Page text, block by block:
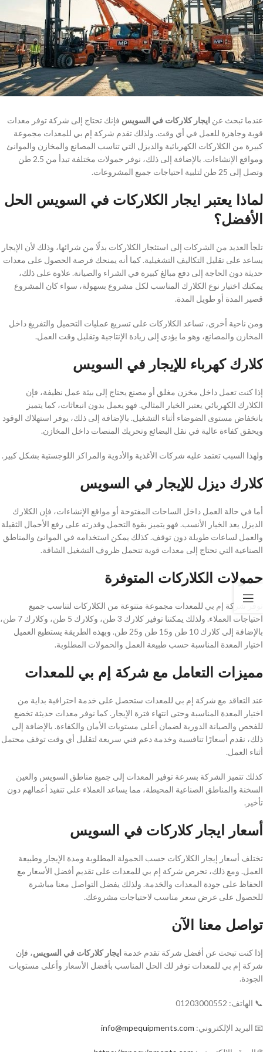
عندما تبحث عن ايجار كلاركات في السويس فإنك تحتاج إلى شركة توفر معدات
قوية وجاهزة للعمل في أي وقت. ولذلك تقدم شركة إم بي للمعدات مجموعة
كبيرة من الكلاركات الكهربائية والديزل التي تناسب المصانع والمخازن والموانئ
ومواقع الإنشاءات. بالإضافة إلى ذلك، نوفر حمولات مختلفة تبدأ من 2.5 طن
وتصل إلى 25 طن لتلبية احتياجات جميع المشروعات.
لماذا يعتبر ايجار الكلاركات في السويس الحل
الأفضل؟
تلجأ العديد من الشركات إلى استئجار الكلاركات بدلًا من شرائها، وذلك لأن الإيجار
يساعد على تقليل التكاليف التشغيلية. كما أنه يمنحك فرصة الحصول على معدات
حديثة دون الحاجة إلى دفع مبالغ كبيرة في الشراء والصيانة. علاوة على ذلك،
يمكنك اختيار نوع الكلارك المناسب لكل مشروع بسهولة، سواء كان المشروع
قصير المدة أو طويل المدة.
ومن ناحية أخرى، تساعد الكلاركات على تسريع عمليات التحميل والتفريغ داخل
المخازن والمصانع، وهو ما يؤدي إلى زيادة الإنتاجية وتقليل وقت العمل.
كلارك كهرباء للإيجار في السويس
إذا كنت تعمل داخل مخزن مغلق أو مصنع يحتاج إلى بيئة عمل نظيفة، فإن
الكلارك الكهربائي يعتبر الخيار المثالي. فهو يعمل بدون انبعاثات، كما يتميز
بانخفاض مستوى الضوضاء أثناء التشغيل. بالإضافة إلى ذلك، يوفر استهلاك الوقود
ويحقق كفاءة عالية في نقل البضائع وتحريك المنصات داخل المخازن.
ولهذا السبب تعتمد عليه شركات الأغذية والأدوية والمراكز اللوجستية بشكل كبير.
كلارك ديزل للإيجار في السويس
أما في حالة العمل داخل الساحات المفتوحة أو مواقع الإنشاءات، فإن الكلارك
الديزل يعد الخيار الأنسب. فهو يتميز بقوة التحمل وقدرته على رفع الأحمال الثقيلة
والعمل لساعات طويلة دون توقف. كذلك يمكن استخدامه في الموانئ والمناطق
الصناعية التي تحتاج إلى معدات قوية تتحمل ظروف التشغيل الشاقة.
حمولات الكلاركات المتوفرة
توفر شركة إم بي للمعدات مجموعة متنوعة من الكلاركات لتناسب جميع
احتياجات العملاء. ولذلك يمكننا توفير كلارك 3 طن، وكلارك 5 طن، وكلارك 7 طن،
بالإضافة إلى كلارك 10 طن و15 طن و25 طن. وبهذه الطريقة يستطيع العميل
اختيار المعدة المناسبة حسب طبيعة العمل والحمولات المطلوبة.
مميزات التعامل مع شركة إم بي للمعدات
عند التعاقد مع شركة إم بي للمعدات ستحصل على خدمة احترافية بداية من
اختيار المعدة المناسبة وحتى انتهاء فترة الإيجار. كما نوفر معدات حديثة تخضع
للفحص والصيانة الدورية لضمان أعلى مستويات الأمان والكفاءة. بالإضافة إلى
ذلك، نقدم أسعارًا تنافسية وخدمة دعم فني سريعة لتقليل أي وقت توقف محتمل
أثناء العمل.
كذلك تتميز الشركة بسرعة توفير المعدات إلى جميع مناطق السويس والعين
السخنة والمناطق الصناعية المحيطة، مما يساعد العملاء على تنفيذ أعمالهم دون
تأخير.
أسعار ايجار كلاركات في السويس
تختلف أسعار إيجار الكلاركات حسب الحمولة المطلوبة ومدة الإيجار وطبيعة
العمل. ومع ذلك، تحرص شركة إم بي للمعدات على تقديم أفضل الأسعار مع
الحفاظ على جودة المعدات والخدمة. ولذلك يفضل التواصل معنا مباشرة
للحصول على عرض سعر مناسب لاحتياجات مشروعك.
تواصل معنا الآن
إذا كنت تبحث عن أفضل شركة تقدم خدمة ايجار كلاركات في السويس، فإن
شركة إم بي للمعدات توفر لك الحل المناسب بأفضل الأسعار وأعلى مستويات
الجودة.
📞 الهاتف: 01203000552
📧 البريد الإلكتروني: info@mpequipments.com